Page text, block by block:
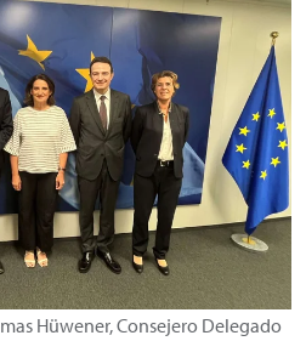
Hüwener, Consejero Delegado